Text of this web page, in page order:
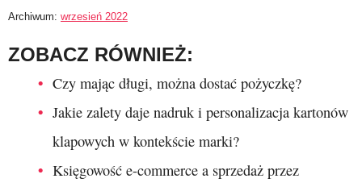
Archiwum: wrzesień 2022
ZOBACZ RÓWNIEŻ:
Czy mając długi, można dostać pożyczkę?
Jakie zalety daje nadruk i personalizacja kartonów
klapowych w kontekście marki?
Księgowość e-commerce a sprzedaż przez